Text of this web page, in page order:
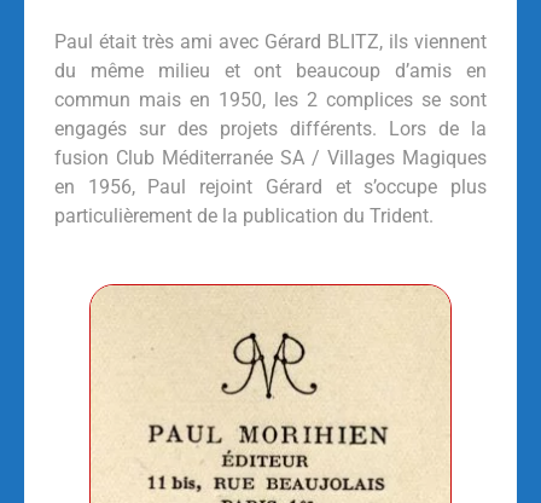
Paul était très ami avec Gérard BLITZ, ils viennent
du même milieu et ont beaucoup d’amis en
commun mais en 1950, les 2 complices se sont
engagés sur des projets différents. Lors de la
fusion Club Méditerranée SA / Villages Magiques
en 1956, Paul rejoint Gérard et s’occupe plus
particulièrement de la publication du Trident.